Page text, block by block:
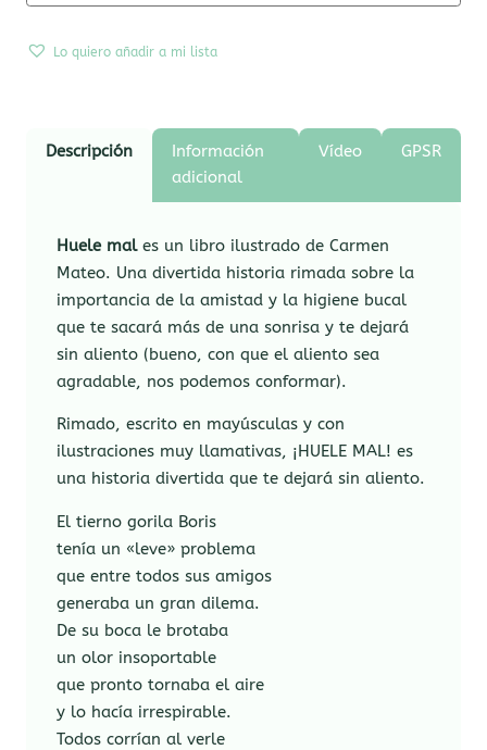
Lo quiero añadir a mi lista
Descripción
Información
adicional
Vídeo GPSR
Huele males un libro ilustrado de Carmen
Mateo. Una divertida historia rimada sobre la
importancia de la amistad y la higiene bucal
que te sacará más de una sonrisa y te dejará
sin aliento (bueno, con que el aliento sea
agradable, nos podemos conformar).
Rimado, escrito en mayúsculas y con
ilustraciones muy llamativas, ¡HUELE MAL! es
una historia divertida que te dejará sin aliento.
El tierno gorila Boris
tenía un «leve» problema
que entre todos sus amigos
generaba un gran dilema.
De su boca le brotaba
un olor insoportable
que pronto tornaba el aire
y lo hacía irrespirable.
Todos corrían al verle